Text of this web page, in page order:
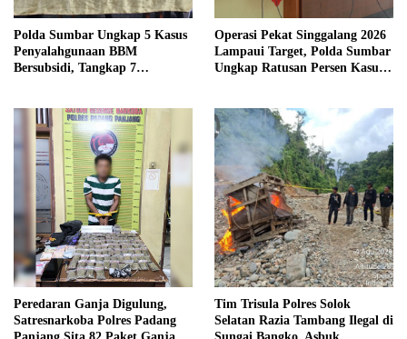
Polda Sumbar Ungkap 5 Kasus
Penyalahgunaan BBM
Bersubsidi, Tangkap 7
Operasi Pekat Singgalang 2026
Lampaui Target, Polda Sumbar
Ungkap Ratusan Persen Kasus
Peredaran Ganja Digulung,
Satresnarkoba Polres Padang
Tim Trisula Polres Solok
Selatan Razia Tambang Ilegal di